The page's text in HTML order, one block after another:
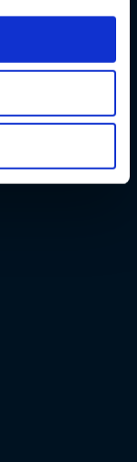
che vanta
dei materiali.